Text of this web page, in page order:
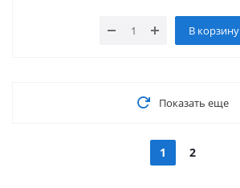
В корзину
Показать еще
1 2